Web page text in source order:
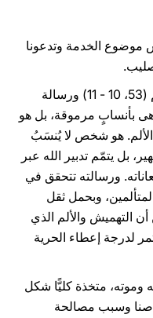
موضوع الخدمة وتدعونا
يرسم النبي أشعيا صورة العبد المتألم (53، 10 - 11) ورسالة
بأنسابٍ مرموقة، بل هو
هو شخص لا يُنسَبُ
بل يتمّم تدبير الله عبر
ورسالته تتحقق في
وبحمل ثقل
أن التهميش والألم الذي
لدرجة إعطاء الحرية
وموته، متخذة كليًّا شكل
سبب خلاصنا وسبب مصالحة